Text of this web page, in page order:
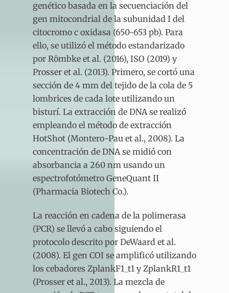
genético basada en la secuenciación del
gen mitocondrial de la subunidad I del
citocromo c oxidasa (650-653 pb). Para
ello, se utilizó el método estandarizado
por Römbke et al. (2016), ISO (2019) y
Prosser et al. (2013). Primero, se cortó una
sección de 4 mm del tejido de la cola de 5
lombrices de cada lote utilizando un
bisturí. La extracción de DNA se realizó
empleando el método de extracción
HotShot (Montero-Pau et al., 2008). La
concentración de DNA se midió con
absorbancia a 260 nm usando un
espectrofotómetro GeneQuant II
(Pharmacia Biotech Co.).
La reacción en cadena de la polimerasa
(PCR) se llevó a cabo siguiendo el
protocolo descrito por DeWaard et al.
(2008). El gen COI se amplificó utilizando
los cebadores ZplankF1_t1 y ZplankR1_t1
(Prosser et al., 2013). La mezcla de